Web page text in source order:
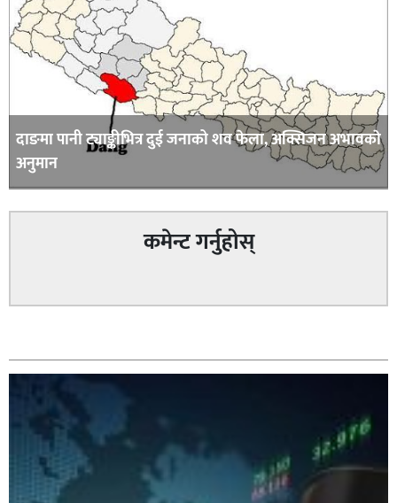
दाङमा पानी ट्याङ्कीभित्र दुई जनाको शव फेला, अक्सिजन अभावकाे
अनुमान
कमेन्ट गर्नुहोस्